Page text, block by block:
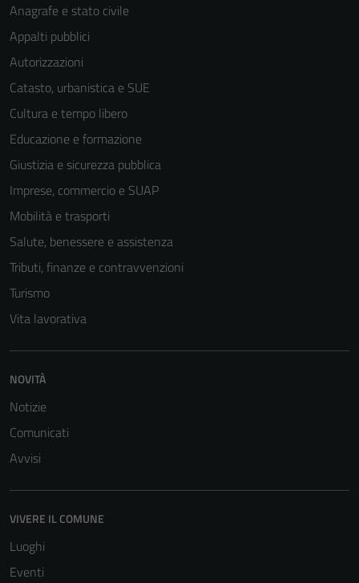
Anagrafe e stato civile
Appalti pubblici
Autorizzazioni
Catasto, urbanistica e SUE
Cultura e tempo libero
Educazione e formazione
Giustizia e sicurezza pubblica
Imprese, commercio e SUAP
Mobilità e trasporti
Salute, benessere e assistenza
Tributi, finanze e contravvenzioni
Turismo
Vita lavorativa
NOVITÀ
Notizie
Comunicati
Avvisi
VIVERE IL COMUNE
Luoghi
Eventi